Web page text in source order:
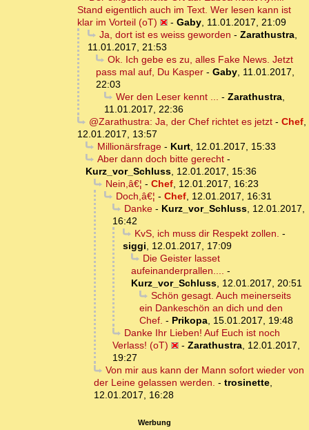
Stand eigentlich auch im Text. Wer lesen kann ist
klar im Vorteil (oT)
- Gaby, 11.01.2017, 21:09
Ja, dort ist es weiss geworden - Zarathustra,
11.01.2017, 21:53
Ok. Ich gebe es zu, alles Fake News. Jetzt
pass mal auf, Du Kasper - Gaby, 11.01.2017,
22:03
Wer den Leser kennt ... - Zarathustra,
11.01.2017, 22:36
@Zarathustra: Ja, der Chef richtet es jetzt- Chef,
12.01.2017, 13:57
Millionärsfrage- Kurt, 12.01.2017, 15:33
Aber dann doch bitte gerecht-
Kurz_vor_Schluss, 12.01.2017, 15:36
Nein,â€¦ - Chef, 12.01.2017, 16:23
Doch,â€¦ - Chef, 12.01.2017, 16:31
Danke- Kurz_vor_Schluss, 12.01.2017,
16:42
KvS, ich muss dir Respekt zollen. -
siggi, 12.01.2017, 17:09
Die Geister lasset
aufeinanderprallen.... -
Kurz_vor_Schluss, 12.01.2017, 20:51
Schön gesagt. Auch meinerseits
ein Dankeschön an dich und den
Chef. - Prikopa, 15.01.2017, 19:48
Danke Ihr Lieben! Auf Euch ist noch
Verlass! (oT)
- Zarathustra, 12.01.2017,
19:27
Von mir aus kann der Mann sofort wieder von
der Leine gelassen werden. - trosinette,
12.01.2017, 16:28
Werbung